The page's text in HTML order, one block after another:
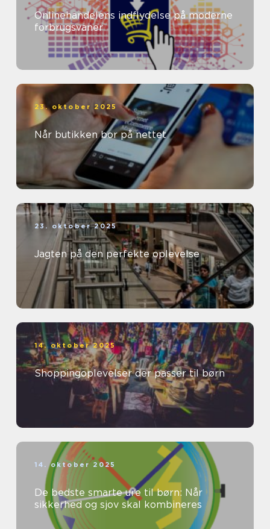
Onlinehandelens indflydelse på moderne
forbrugsvaner
23. oktober 2025
Når butikken bor på nettet
23. oktober 2025
Jagten på den perfekte oplevelse
14. oktober 2025
Shoppingoplevelser der passer til børn
14. oktober 2025
De bedste smarte ure til børn: Når
sikkerhed og sjov skal kombineres